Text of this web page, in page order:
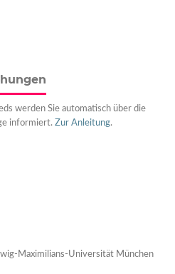
werden Sie automatisch über die
informiert. Zur Anleitung.
Maximilians-Universität München